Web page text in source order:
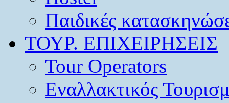
Παιδικές
ΤΟΥΡ. ΕΠΙΧΕΙΡΗΣΕΙΣ
Tour Operators
Εναλλακτικός